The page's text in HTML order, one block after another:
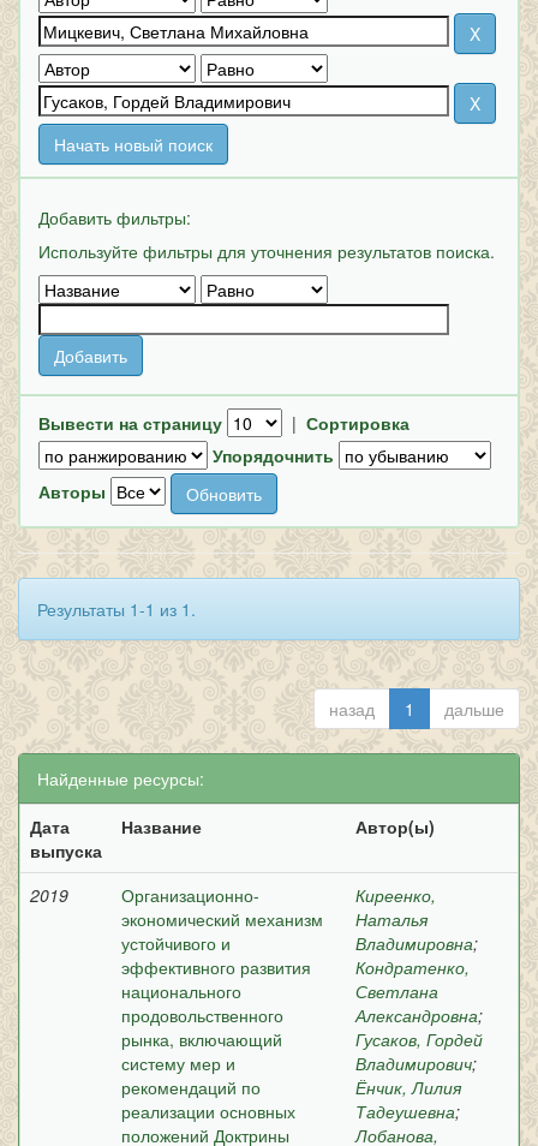
Начать новый поиск
Добавить фильтры:
Используйте фильтры для уточнения результатов поиска.
Вывести на страницу | Сортировка
Упорядочнить
Авторы
Результаты 1-1 из 1.
назад 1 дальше
Найденные ресурсы:
Дата
выпуска
Название Автор(ы)
2019
Организационно-
экономический механизм
устойчивого и
эффективного развития
национального
продовольственного
рынка, включающий
систему мер и
рекомендаций по
реализации основных
положений Доктрины
Киреенко,
Наталья
Владимировна;
Кондратенко,
Светлана
Александровна;
Гусаков, Гордей
Владимирович;
Ёнчик, Лилия
Тадеушевна;
Лобанова,